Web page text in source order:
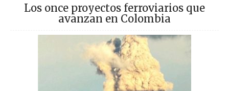
Los once proyectos ferroviarios que
avanzan en Colombia